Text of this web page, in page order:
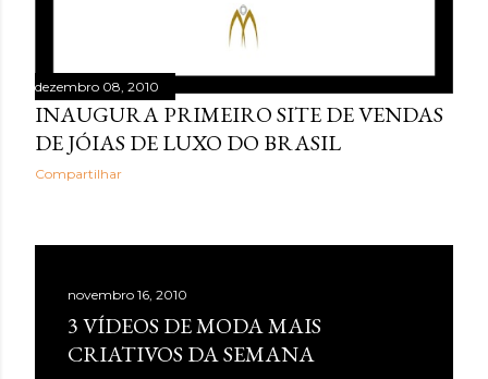
dezembro 08, 2010
INAUGURA PRIMEIRO SITE DE VENDAS
DE JÓIAS DE LUXO DO BRASIL
Compartilhar
novembro 16, 2010
3 VÍDEOS DE MODA MAIS
CRIATIVOS DA SEMANA